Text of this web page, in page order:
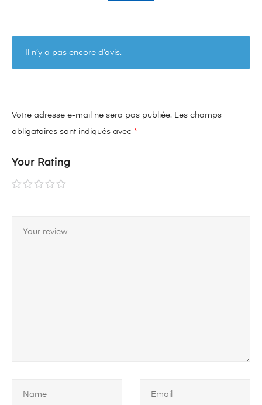
Il n’y a pas encore d’avis.
Votre adresse e-mail ne sera pas publiée. Les champs
obligatoires sont indiqués avec *
Your Rating
1 étoile
2 étoiles
3 étoiles
4 étoiles
5 étoiles